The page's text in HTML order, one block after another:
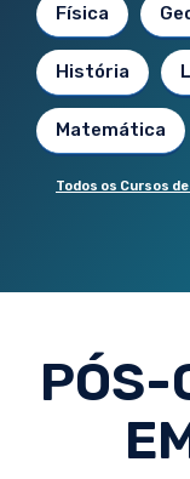
Física
História
Matemática
Todos os Cursos
PÓS-